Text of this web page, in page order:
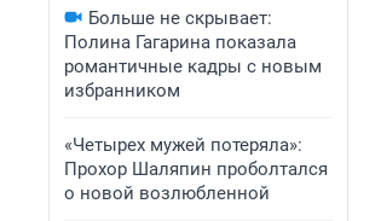
Больше не скрывает:
Полина Гагарина показала
романтичные кадры с новым
избранником
«Четырех мужей потеряла»:
Прохор Шаляпин проболтался
о новой возлюбленной